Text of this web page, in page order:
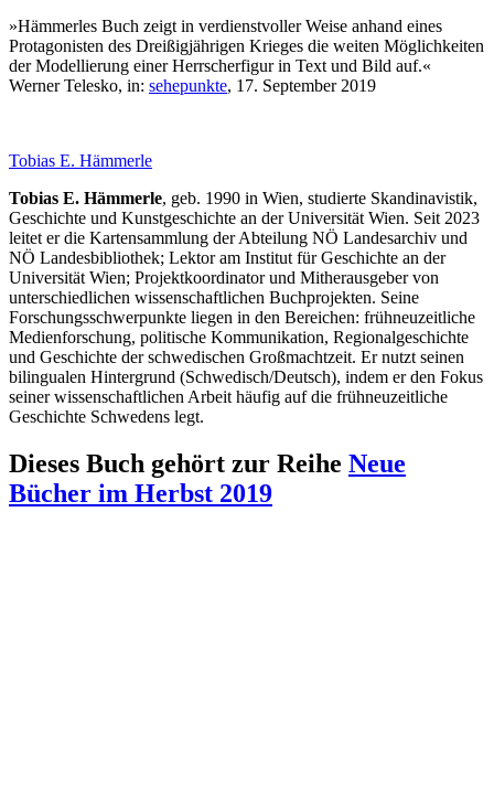
»Hämmerles Buch zeigt in verdienstvoller Weise anhand eines
Protagonisten des Dreißigjährigen Krieges die weiten Möglichkeiten
der Modellierung einer Herrscherfigur in Text und Bild auf.«
Werner Telesko, in: sehepunkte, 17. September 2019
Tobias E. Hämmerle
Tobias E. Hämmerle, geb. 1990 in Wien, studierte Skandinavistik,
Geschichte und Kunstgeschichte an der Universität Wien. Seit 2023
leitet er die Kartensammlung der Abteilung NÖ Landesarchiv und
NÖ Landesbibliothek; Lektor am Institut für Geschichte an der
Universität Wien; Projektkoordinator und Mitherausgeber von
unterschiedlichen wissenschaftlichen Buchprojekten. Seine
Forschungsschwerpunkte liegen in den Bereichen: frühneuzeitliche
Medienforschung, politische Kommunikation, Regionalgeschichte
und Geschichte der schwedischen Großmachtzeit. Er nutzt seinen
bilingualen Hintergrund (Schwedisch/Deutsch), indem er den Fokus
seiner wissenschaftlichen Arbeit häufig auf die frühneuzeitliche
Geschichte Schwedens legt.
Dieses Buch gehört zur Reihe Neue
Bücher im Herbst 2019